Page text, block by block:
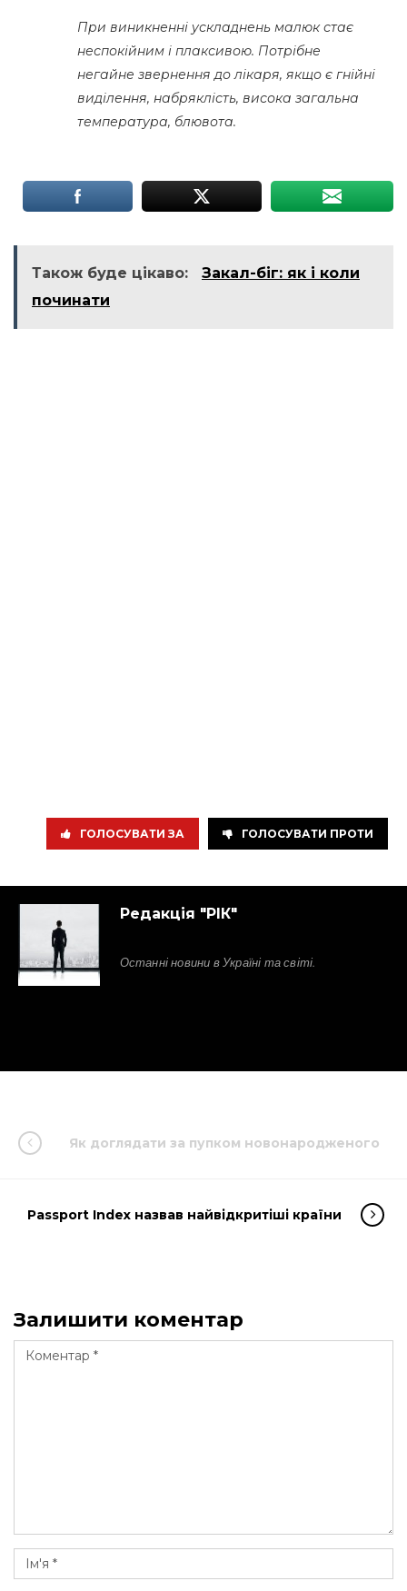
При виникненні ускладнень малюк стає
неспокійним і плаксивою. Потрібне
негайне звернення до лікаря, якщо є гнійні
виділення, набряклість, висока загальна
температура, блювота.
Також буде цікаво:
Закал-біг: як і коли
починати
ГОЛОСУВАТИ ЗА ГОЛОСУВАТИ ПРОТИ
Редакція "РІК"
Останні новини в Україні та світі.
Як доглядати за пупком новонародженого
Passport Index назвав найвідкритіші країни
Залишити коментар